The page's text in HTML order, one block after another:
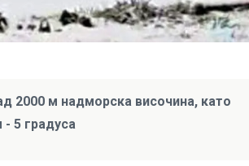
2000 м надморска височина, като
5 градуса